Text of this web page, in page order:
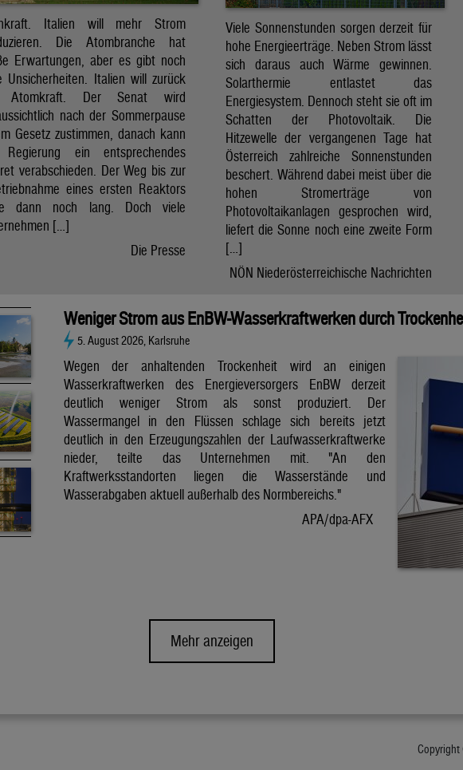
Italien will mehr Strom
Die Atombranche hat
Erwartungen, aber es gibt noch
Unsicherheiten. Italien will zurück
Atomkraft. Der Senat wird
nach der Sommerpause
Gesetz zustimmen, danach kann
ein entsprechendes
verabschieden. Der Weg bis zur
eines ersten Reaktors
dann noch lang. Doch viele
[…]
Die Presse
Viele Sonnenstunden sorgen derzeit für
hohe Energieerträge. Neben Strom lässt
sich daraus auch Wärme gewinnen.
Solarthermie entlastet das
Energiesystem. Dennoch steht sie oft im
Schatten der Photovoltaik. Die
Hitzewelle der vergangenen Tage hat
Österreich zahlreiche Sonnenstunden
beschert. Während dabei meist über die
hohen Stromerträge von
Photovoltaikanlagen gesprochen wird,
liefert die Sonne noch eine zweite Form
[…]
NÖN Niederösterreichische Nachrichten
Weniger Strom aus EnBW-Wasserkraftwerken durch
5. August 2026, Karlsruhe
Wegen der anhaltenden Trockenheit wird an einigen
Wasserkraftwerken des Energieversorgers EnBW derzeit
deutlich weniger Strom als sonst produziert. Der
Wassermangel in den Flüssen schlage sich bereits jetzt
deutlich in den Erzeugungszahlen der Laufwasserkraftwerke
nieder, teilte das Unternehmen mit. "An den
Kraftwerksstandorten liegen die Wasserstände und
Wasserabgaben aktuell außerhalb des Normbereichs."
APA/dpa-AFX
Mehr anzeigen
Copyright